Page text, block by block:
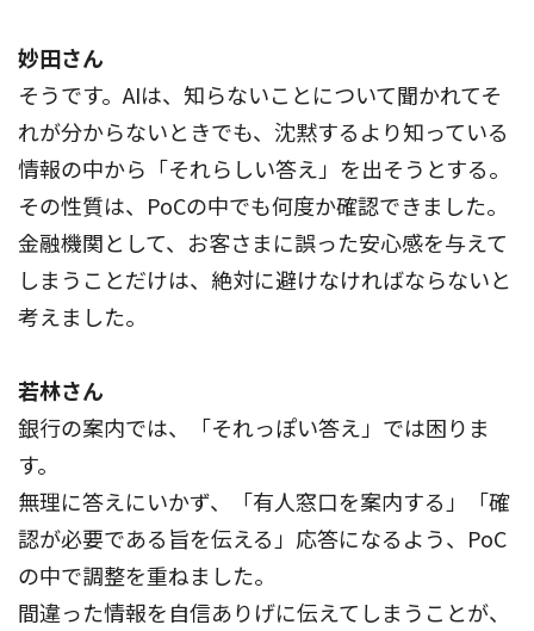
妙田さん
そうです。AIは、知らないことについて聞かれてそ
れが分からないときでも、沈黙するより知っている
情報の中から「それらしい答え」を出そうとする。
その性質は、PoCの中でも何度か確認できました。
金融機関として、お客さまに誤った安心感を与えて
しまうことだけは、絶対に避けなければならないと
考えました。
若林さん
銀行の案内では、「それっぽい答え」では困りま
す。
無理に答えにいかず、「有人窓口を案内する」「確
認が必要である旨を伝える」応答になるよう、PoC
の中で調整を重ねました。
間違った情報を自信ありげに伝えてしまうことが、